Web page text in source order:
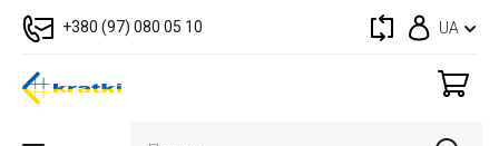
+380 (97) 080 05 10 UA